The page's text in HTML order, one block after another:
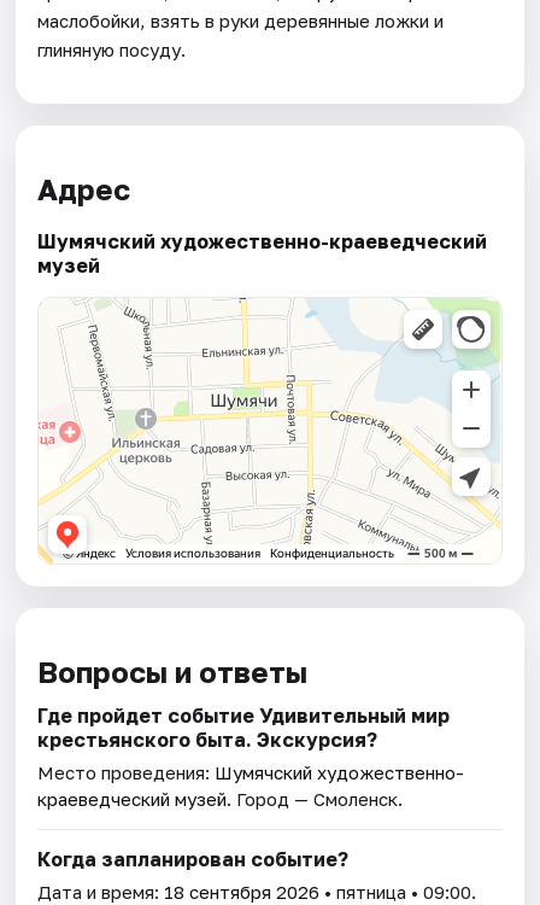
маслобойки, взять в руки деревянные ложки и
глиняную посуду.
Адрес
Шумячский художественно-краеведческий
музей
Вопросы и ответы
Где пройдет событие Удивительный мир
крестьянского быта. Экскурсия?
Место проведения: Шумячский художественно-
краеведческий музей. Город — Смоленск.
Когда запланирован событие?
Дата и время: 18 сентября 2026 • пятница • 09:00.